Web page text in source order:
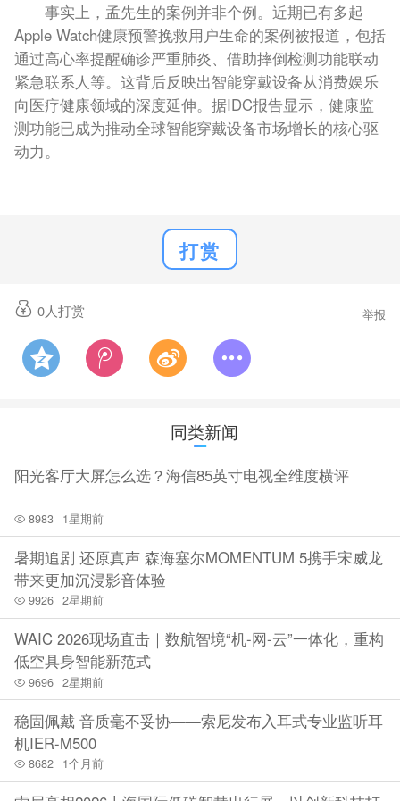
事实上，孟先生的案例并非个例。近期已有多起
Apple Watch健康预警挽救用户生命的案例被报道，包括
通过高心率提醒确诊严重肺炎、借助摔倒检测功能联动
紧急联系人等。这背后反映出智能穿戴设备从消费娱乐
向医疗健康领域的深度延伸。据IDC报告显示，健康监
测功能已成为推动全球智能穿戴设备市场增长的核心驱
动力。
打赏
0人打赏 举报
同类新闻
阳光客厅大屏怎么选？海信85英寸电视全维度横评
8983 1星期前
暑期追剧 还原真声 森海塞尔MOMENTUM 5携手宋威龙
带来更加沉浸影音体验
9926 2星期前
WAIC 2026现场直击｜数航智境“机-网-云”一体化，重构
低空具身智能新范式
9696 2星期前
稳固佩戴 音质毫不妥协——索尼发布入耳式专业监听耳
机IER-M500
8682 1个月前